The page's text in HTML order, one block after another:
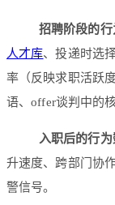
招聘阶段的行
人才库、投递时选
率（反映求职活跃
语、offer谈判中的
入职后的行为
升速度、跨部门协
警信号。